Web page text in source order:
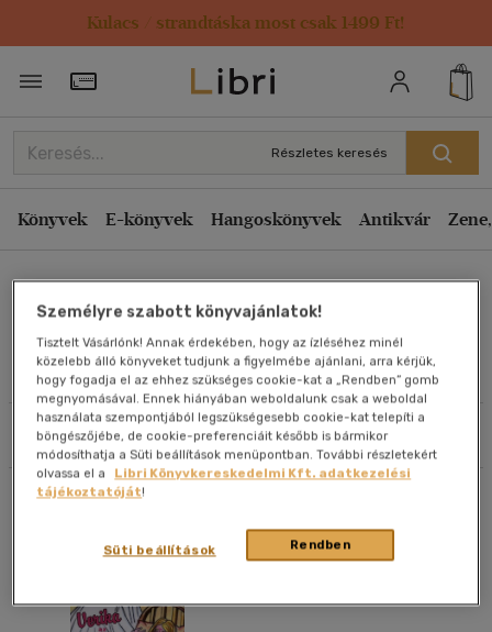
Kulacs / strandtáska most csak 1499 Ft!
Törzsvásárlói Kártya adatai
Részletes keresés
Könyvek E-könyvek Hangoskönyvek Antikvár
Művei
Szűrés Rendezés
Rendezés
Kiadás éve szerint csökkenő
Ár szerint csökkenő
Eladott darabszám szerint csökkenő
Eladott darabszám szerint növekvő
Cím szerint A-Z
Szerző szerint A-Z
Megjelenítés
20 db / oldal
Alkalmaz
Személyre szabott könyvajánlatok!
Tisztelt Vásárlónk! Annak érdekében, hogy az ízléséhez minél
közelebb álló könyveket tudjunk a figyelmébe ajánlani, arra kérjük,
hogy fogadja el az ehhez szükséges cookie-kat a „Rendben” gomb
megnyomásával. Ennek hiányában weboldalunk csak a weboldal
használata szempontjából legszükségesebb cookie-kat telepíti a
böngészőjébe, de cookie-preferenciáit később is bármikor
módosíthatja a Süti beállítások menüpontban. További részletekért
olvassa el a
Libri Könyvkereskedelmi Kft. adatkezelési
tájékoztatóját!
Rendben
Süti beállítások